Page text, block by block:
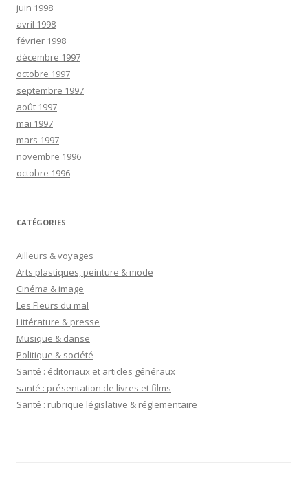
juin 1998
avril 1998
février 1998
décembre 1997
octobre 1997
septembre 1997
août 1997
mai 1997
mars 1997
novembre 1996
octobre 1996
CATÉGORIES
Ailleurs & voyages
Arts plastiques, peinture & mode
Cinéma & image
Les Fleurs du mal
Littérature & presse
Musique & danse
Politique & société
Santé : éditoriaux et articles généraux
santé : présentation de livres et films
Santé : rubrique législative & réglementaire